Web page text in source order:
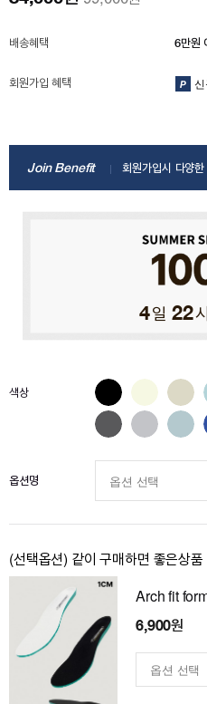
배송혜택 6만원
회원가입 혜택
Join Benefit 회원가입시 다양
4일 22
옵션명
(선택옵션) 같이 구매하면 좋은상품
Arch fit
6,900원